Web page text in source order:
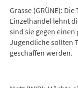
Grasse (GRÜNE):
Einzelhandel lehnt
sind sie gegen
Jugendliche sollten
geschaffen werden.